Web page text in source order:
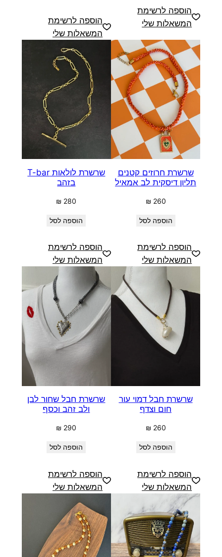
הוספה לרשימת
המשאלות שלי
הוספה לרשימת
המשאלות שלי
שרשרת חרוזים קטנים
תליון דיסקית לב אמאיל
₪ 260
הוספה לסל
הוספה לרשימת
המשאלות שלי
שרשרת לולאות T-bar
בזהב
₪ 280
הוספה לסל
הוספה לרשימת
המשאלות שלי
שרשרת חבל דמוי עור
חום וצדף
₪ 260
הוספה לסל
הוספה לרשימת
המשאלות שלי
שרשרת חבל שחור לבן
ולב זהב וכסף
₪ 290
הוספה לסל
הוספה לרשימת
המשאלות שלי